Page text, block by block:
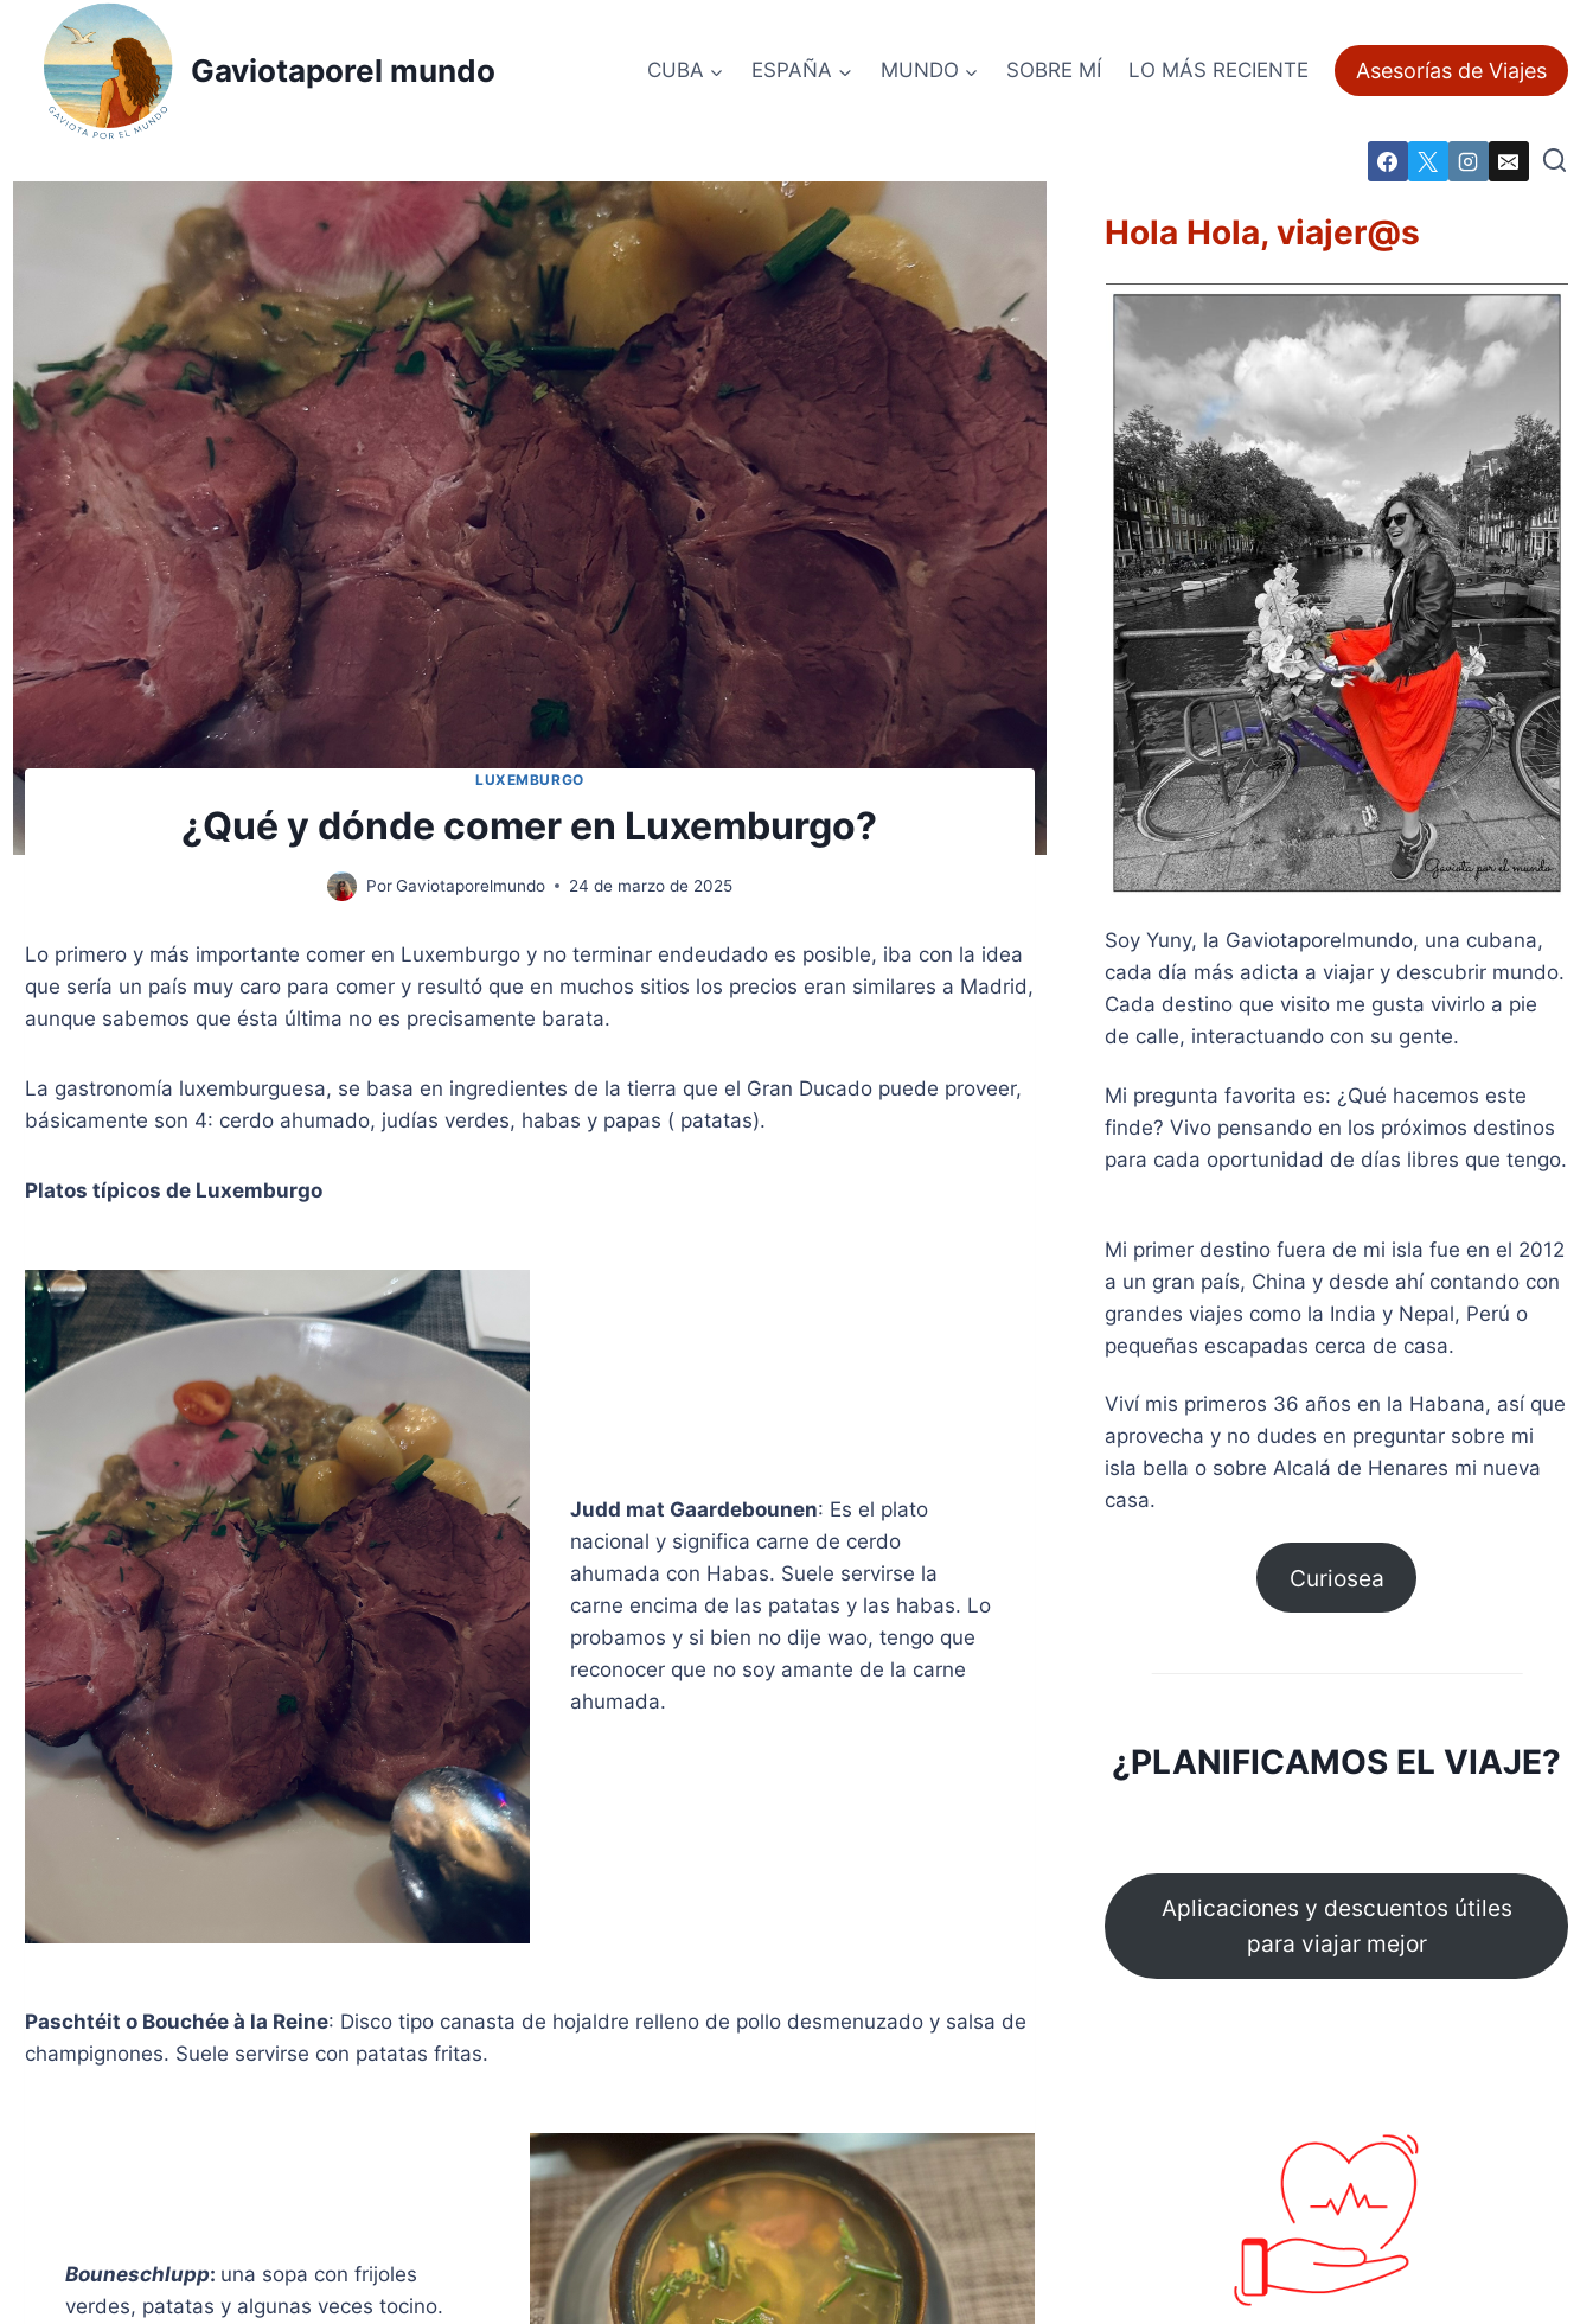
contenido
Gaviotaporel mundo CUBA ESPAÑA MUNDO SOBRE MÍ LO MÁS RECIENTE Asesorías de Viajes
LUXEMBURGO
¿Qué y dónde comer en Luxemburgo?
Por Gaviotaporelmundo 24 de marzo de 2025
Lo primero y más importante comer en Luxemburgo y no terminar endeudado es posible, iba con la idea
que sería un país muy caro para comer y resultó que en muchos sitios los precios eran similares a Madrid,
aunque sabemos que ésta última no es precisamente barata.
La gastronomía luxemburguesa, se basa en ingredientes de la tierra que el Gran Ducado puede proveer,
básicamente son 4: cerdo ahumado, judías verdes, habas y papas ( patatas).
Platos típicos de Luxemburgo
Judd mat Gaardebounen: Es el plato
nacional y significa carne de cerdo
ahumada con Habas. Suele servirse la
carne encima de las patatas y las habas. Lo
probamos y si bien no dije wao, tengo que
reconocer que no soy amante de la carne
ahumada.
Paschtéit o Bouchée à la Reine: Disco tipo canasta de hojaldre relleno de pollo desmenuzado y salsa de
champignones. Suele servirse con patatas fritas.
Bouneschlupp: una sopa con frijoles
verdes, patatas y algunas veces tocino.
Hola Hola, viajer@s
Soy Yuny, la Gaviotaporelmundo, una cubana,
cada día más adicta a viajar y descubrir mundo.
Cada destino que visito me gusta vivirlo a pie
de calle, interactuando con su gente.
Mi pregunta favorita es: ¿Qué hacemos este
finde? Vivo pensando en los próximos destinos
para cada oportunidad de días libres que tengo.
​Mi primer destino fuera de mi isla fue en el 2012
a un gran país, China y desde ahí contando con
grandes viajes como la India y Nepal, Perú o
pequeñas escapadas cerca de casa.
Viví mis primeros 36 años en la Habana, así que
aprovecha y no dudes en preguntar sobre mi
isla bella o sobre Alcalá de Henares mi nueva
casa.
Curiosea
¿PLANIFICAMOS EL VIAJE?
Aplicaciones y descuentos útiles
para viajar mejor